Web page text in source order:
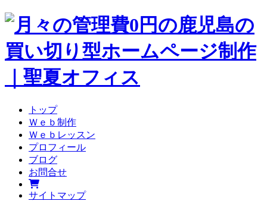
トップ
Ｗｅｂ制作
Ｗｅｂレッスン
プロフィール
ブログ
お問合せ
サイトマップ